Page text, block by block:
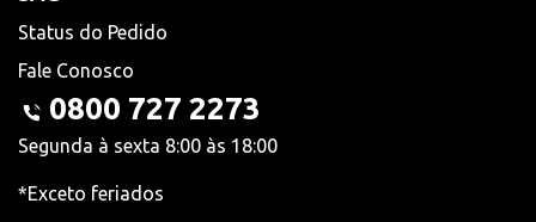
Status do Pedido
Fale Conosco
0800 727 2273
Segunda à sexta 8:00 às 18:00
*Exceto feriados